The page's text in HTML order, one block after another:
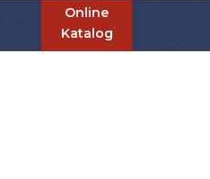
Online
Katalog